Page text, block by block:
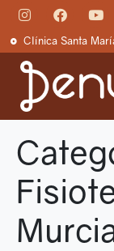
Clínica Santa